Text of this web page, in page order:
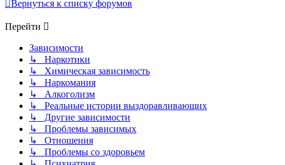
Вернуться к списку форумов
Перейти
Зависимости
↳ Наркотики
↳ Химическая зависимость
↳ Наркомания
↳ Алкоголизм
↳ Реальные истории выздоравливающих
↳ Другие зависимости
↳ Проблемы зависимых
↳ Отношения
↳ Проблемы со здоровьем